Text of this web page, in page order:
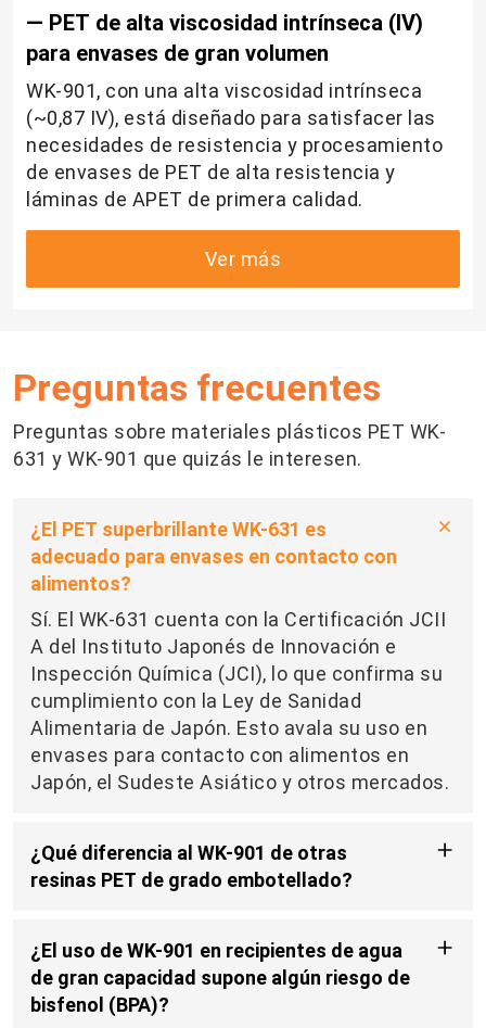
— PET de alta viscosidad intrínseca (IV)
para envases de gran volumen
WK-901, con una alta viscosidad intrínseca
(~0,87 IV), está diseñado para satisfacer las
necesidades de resistencia y procesamiento
de envases de PET de alta resistencia y
láminas de APET de primera calidad.
Ver más
Preguntas frecuentes
Preguntas sobre materiales plásticos PET WK-
631 y WK-901 que quizás le interesen.
¿El PET superbrillante WK-631 es
adecuado para envases en contacto con
alimentos?
Sí. El WK-631 cuenta con la Certificación JCII
A del Instituto Japonés de Innovación e
Inspección Química (JCI), lo que confirma su
cumplimiento con la Ley de Sanidad
Alimentaria de Japón. Esto avala su uso en
envases para contacto con alimentos en
Japón, el Sudeste Asiático y otros mercados.
¿Qué diferencia al WK-901 de otras
resinas PET de grado embotellado?
confiere una gran resistencia a la fusión y un
excelente rendimiento mecánico. Es ideal
para contenedores grandes, como botellas de
¿El uso de WK-901 en recipientes de agua
de gran capacidad supone algún riesgo de
bisfenol (BPA)?